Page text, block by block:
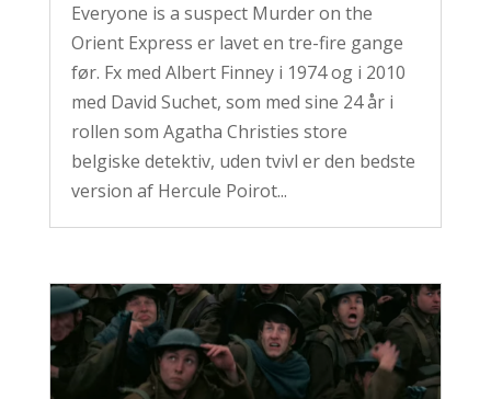
Everyone is a suspect Murder on the
Orient Express er lavet en tre-fire gange
før. Fx med Albert Finney i 1974 og i 2010
med David Suchet, som med sine 24 år i
rollen som Agatha Christies store
belgiske detektiv, uden tvivl er den bedste
version af Hercule Poirot...